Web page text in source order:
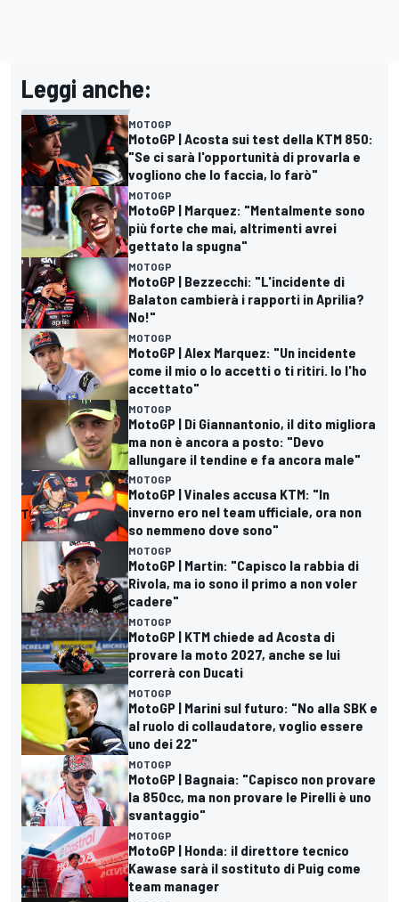
Leggi anche:
MOTOGP
MotoGP | Acosta sui test della KTM 850:
"Se ci sarà l'opportunità di provarla e
vogliono che lo faccia, lo farò"
MOTOGP
MotoGP | Marquez: "Mentalmente sono
più forte che mai, altrimenti avrei
gettato la spugna"
MOTOGP
MotoGP | Bezzecchi: "L'incidente di
Balaton cambierà i rapporti in Aprilia?
No!"
MOTOGP
MotoGP | Alex Marquez: "Un incidente
come il mio o lo accetti o ti ritiri. Io l'ho
accettato"
MOTOGP
MotoGP | Di Giannantonio, il dito migliora
ma non è ancora a posto: "Devo
allungare il tendine e fa ancora male"
MOTOGP
MotoGP | Vinales accusa KTM: "In
inverno ero nel team ufficiale, ora non
so nemmeno dove sono"
MOTOGP
MotoGP | Martin: "Capisco la rabbia di
Rivola, ma io sono il primo a non voler
cadere"
MOTOGP
MotoGP | KTM chiede ad Acosta di
provare la moto 2027, anche se lui
correrà con Ducati
MOTOGP
MotoGP | Marini sul futuro: "No alla SBK e
al ruolo di collaudatore, voglio essere
uno dei 22"
MOTOGP
MotoGP | Bagnaia: "Capisco non provare
la 850cc, ma non provare le Pirelli è uno
svantaggio"
MOTOGP
MotoGP | Honda: il direttore tecnico
Kawase sarà il sostituto di Puig come
team manager